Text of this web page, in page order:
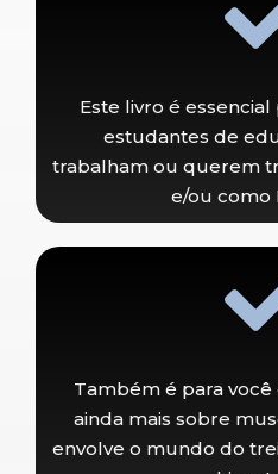
Este livro é
estudantes de
trabalham ou querem
e/ou como
Também é para
ainda mais sobre
envolve o mundo do